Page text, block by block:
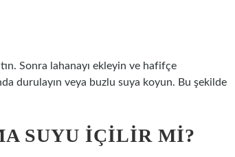
Sonra lahanayı ekleyin ve hafifçe
durulayın veya buzlu suya koyun. Bu şekilde
SUYU IÇILIR MI?